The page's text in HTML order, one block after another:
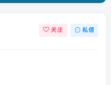
关注 私信